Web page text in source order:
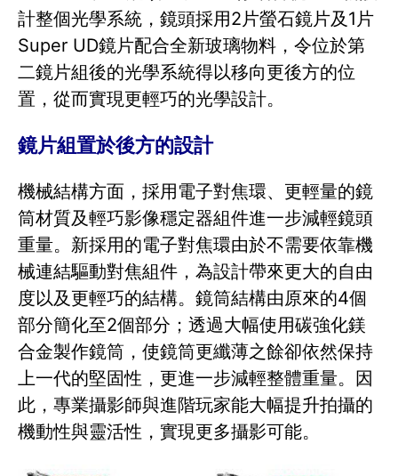
計整個光學系統，鏡頭採用2片螢石鏡片及1片
Super UD鏡片配合全新玻璃物料，令位於第
二鏡片組後的光學系統得以移向更後方的位
置，從而實現更輕巧的光學設計。
鏡片組置於後方的設計
機械結構方面，採用電子對焦環、更輕量的鏡
筒材質及輕巧影像穩定器組件進一步減輕鏡頭
重量。新採用的電子對焦環由於不需要依靠機
械連結驅動對焦組件，為設計帶來更大的自由
度以及更輕巧的結構。鏡筒結構由原來的4個
部分簡化至2個部分；透過大幅使用碳強化鎂
合金製作鏡筒，使鏡筒更纖薄之餘卻依然保持
上一代的堅固性，更進一步減輕整體重量。因
此，專業攝影師與進階玩家能大幅提升拍攝的
機動性與靈活性，實現更多攝影可能。